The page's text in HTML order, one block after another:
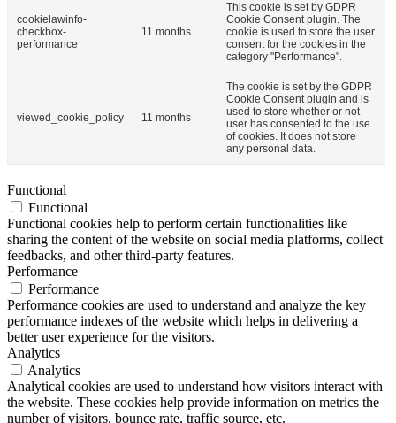
cookielawinfo-
checkbox-
performance
11 months
This cookie is set by GDPR
Cookie Consent plugin. The
cookie is used to store the user
consent for the cookies in the
category "Performance".
viewed_cookie_policy 11 months
The cookie is set by the GDPR
Cookie Consent plugin and is
used to store whether or not
user has consented to the use
of cookies. It does not store
any personal data.
Functional
Functional
Functional cookies help to perform certain functionalities like
sharing the content of the website on social media platforms, collect
feedbacks, and other third-party features.
Performance
Performance
Performance cookies are used to understand and analyze the key
performance indexes of the website which helps in delivering a
better user experience for the visitors.
Analytics
Analytics
Analytical cookies are used to understand how visitors interact with
the website. These cookies help provide information on metrics the
number of visitors, bounce rate, traffic source, etc.